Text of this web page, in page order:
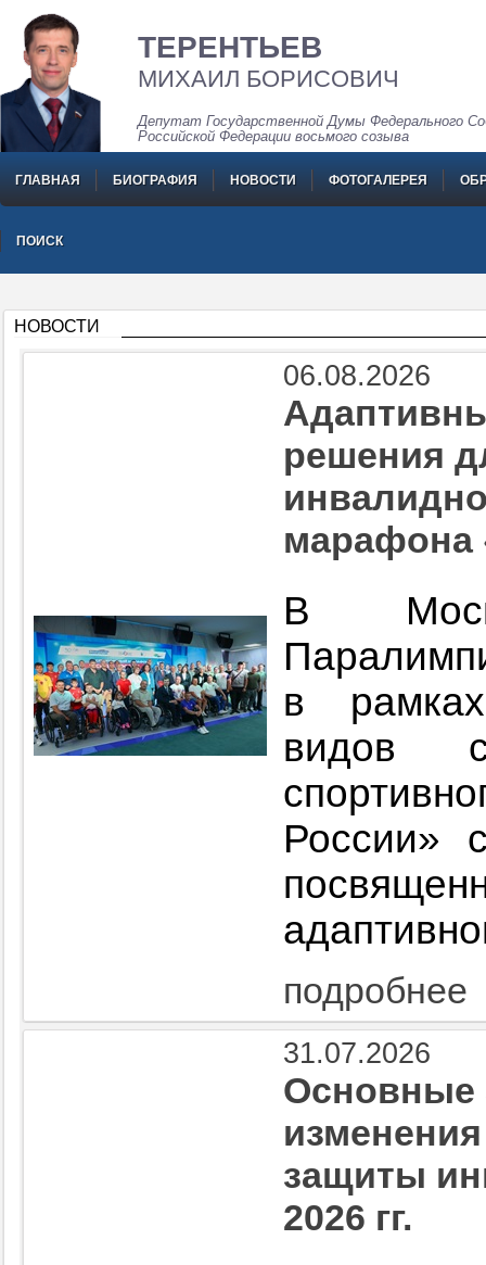
ТЕРЕНТЬЕВ
МИХАИЛ БОРИСОВИЧ
Депутат Государственной Думы Федерального
Российской Федерации восьмого созыва
ГЛАВНАЯ БИОГРАФИЯ НОВОСТИ ФОТОГАЛЕРЕЯ
ПОИСК
НОВОСТИ
06.08.2026
решения
марафона
В
в
видов
России»
подробнее
31.07.2026
Основные
защиты
2026 гг.